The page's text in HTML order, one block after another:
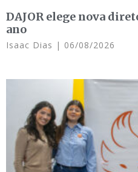
DAJOR elege nova
ano
Isaac Dias 06/08/2026